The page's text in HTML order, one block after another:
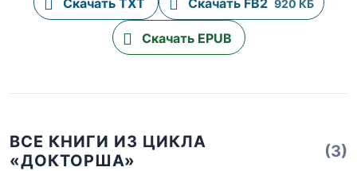
920 КБ
Скачать EPUB
ВСЕ КНИГИ ИЗ ЦИКЛА
«ДОКТОРША»
(3)